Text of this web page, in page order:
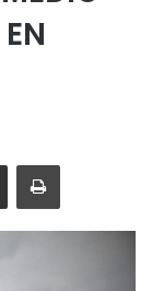
Enviar vía email Imprimir